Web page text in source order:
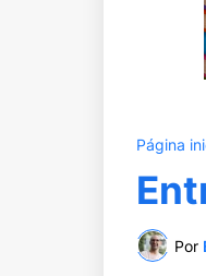
Página
Por